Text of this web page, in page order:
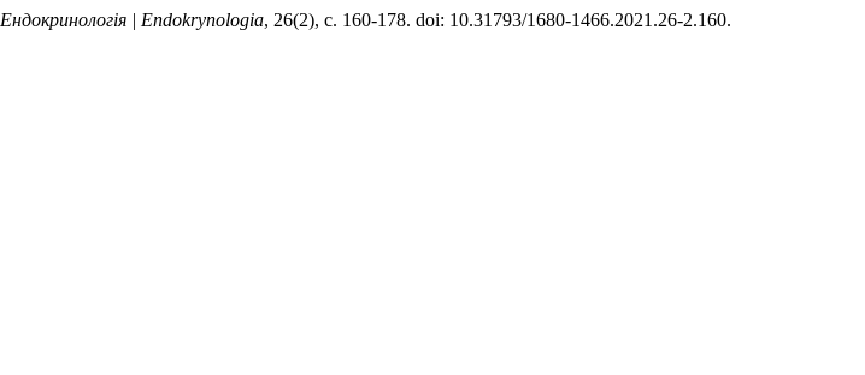
Ендокринологія | Endokrynologia, 26(2), с. 160-178. doi: 10.31793/1680-1466.2021.26-2.160.